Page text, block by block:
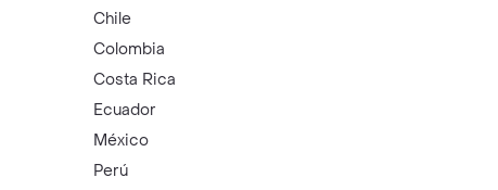
Chile
Colombia
Costa Rica
Ecuador
México
Perú